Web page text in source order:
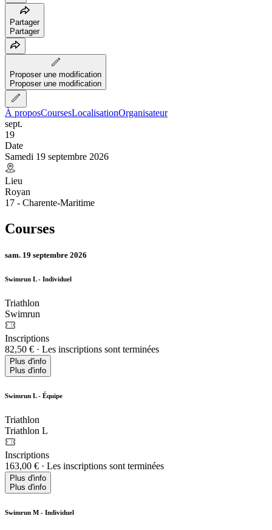
Partager
Partager
Proposer une modification
Proposer une modification
À proposCoursesLocalisationOrganisateur
sept.
19
Date
Samedi 19 septembre 2026
Lieu
Royan
17 - Charente-Maritime
Courses
sam. 19 septembre 2026
Swimrun L - Individuel
Triathlon
Swimrun
Inscriptions
82,50 € · Les inscriptions sont terminées
Plus d'info
Plus d'info
Swimrun L - Équipe
Triathlon
Triathlon L
Inscriptions
163,00 € · Les inscriptions sont terminées
Plus d'info
Plus d'info
Swimrun M - Individuel